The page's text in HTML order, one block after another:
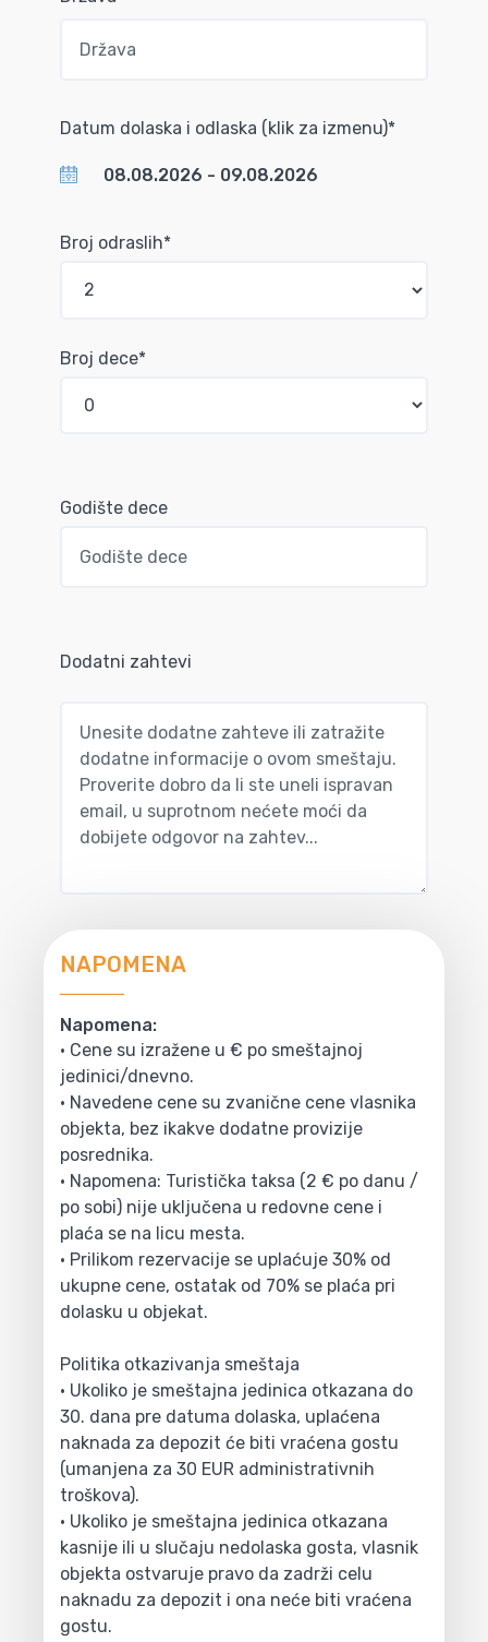
Datum dolaska i odlaska (klik za izmenu)*
Broj odraslih*
Broj dece*
Godište dece
Dodatni zahtevi
NAPOMENA
Napomena:
• Cene su izražene u € po smeštajnoj
jedinici/dnevno.
• Navedene cene su zvanične cene vlasnika
objekta, bez ikakve dodatne provizije
posrednika.
• Napomena: Turistička taksa (2 € po danu /
po sobi) nije uključena u redovne cene i
plaća se na licu mesta.
• Prilikom rezervacije se uplaćuje 30% od
ukupne cene, ostatak od 70% se plaća pri
dolasku u objekat.
Politika otkazivanja smeštaja
• Ukoliko je smeštajna jedinica otkazana do
30. dana pre datuma dolaska, uplaćena
naknada za depozit će biti vraćena gostu
(umanjena za 30 EUR administrativnih
troškova).
• Ukoliko je smeštajna jedinica otkazana
kasnije ili u slučaju nedolaska gosta, vlasnik
objekta ostvaruje pravo da zadrži celu
naknadu za depozit i ona neće biti vraćena
gostu.